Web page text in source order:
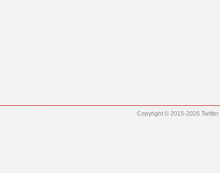
Copyright © 2015-2026 Twitter